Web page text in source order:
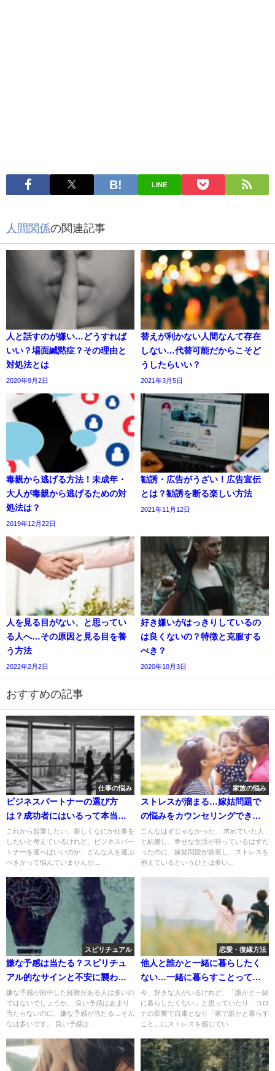
LINE
人間関係の関連記事
人と話すのが嫌い…どうすれば
いい？場面緘黙症？その理由と
対処法とは
2020年9月2日
替えが利かない人間なんて存在
しない…代替可能だからこそど
うしたらいい？
2021年3月5日
毒親から逃げる方法！未成年・
大人が毒親から逃げるための対
処法は？
2019年12月22日
勧誘・広告がうざい！広告宣伝
とは？勧誘を断る楽しい方法
2021年11月12日
人を見る目がない、と思ってい
る人へ…その原因と見る目を養
う方法
2022年2月2日
好き嫌いがはっきりしているの
は良くないの？特徴と克服する
べき？
2020年10月3日
おすすめの記事
仕事の悩み
ビジネスパートナーの選び方
は？成功者にはいるって本当？
ベストな考え方
これから起業したい、新しくなにか仕事を
したいと考えているけれど、ビジネスパー
トナーを選べばいいのか、どんな人を選ぶ
べきかって悩んでいませんか...
家族の悩み
ストレスが溜まる…嫁姑問題で
の悩みをカウンセリングでき
る？
こんなはずじゃなかった… 求めていた人
と結婚し、幸せな生活が待っているはずだ
ったのに、嫁姑問題が勃発し、ストレスを
抱えているというひとは多い...
スピリチュアル
嫌な予感は当たる？スピリチュ
アル的なサインと不安に襲われ
ているときの対処法
嫌な予感が的中した経験がある人は多いの
ではないでしょうか。 良い予感はあまり
当たらないのに、嫌な予感が当たる…そん
なは多いです。 良い予感は...
恋愛・復縁方法
他人と誰かと一緒に暮らしたく
ない…一緒に暮らすことってそ
もそも必要？
今、好きな人がいるけれど、「誰かと一緒
に暮らしたくない」と思っていたり、コロ
ナの影響で自粛となり「家で誰かと暮らす
こと」にストレスを感じてい...